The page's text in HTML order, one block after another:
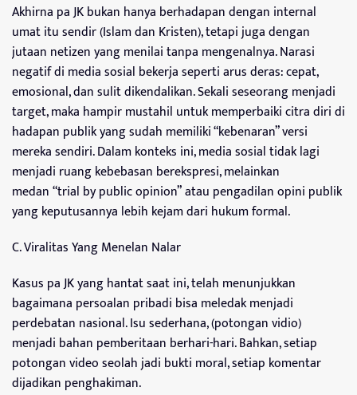
Akhirna pa JK bukan hanya berhadapan dengan internal
umat itu sendir (Islam dan Kristen), tetapi juga dengan
jutaan netizen yang menilai tanpa mengenalnya. Narasi
negatif di media sosial bekerja seperti arus deras: cepat,
emosional, dan sulit dikendalikan. Sekali seseorang menjadi
target, maka hampir mustahil untuk memperbaiki citra diri di
hadapan publik yang sudah memiliki “kebenaran” versi
mereka sendiri. Dalam konteks ini, media sosial tidak lagi
menjadi ruang kebebasan berekspresi, melainkan
medan “trial by public opinion” atau pengadilan opini publik
yang keputusannya lebih kejam dari hukum formal.
C. Viralitas Yang Menelan Nalar
Kasus pa JK yang hantat saat ini, telah menunjukkan
bagaimana persoalan pribadi bisa meledak menjadi
perdebatan nasional. Isu sederhana, (potongan vidio)
menjadi bahan pemberitaan berhari-hari. Bahkan, setiap
potongan video seolah jadi bukti moral, setiap komentar
dijadikan penghakiman.